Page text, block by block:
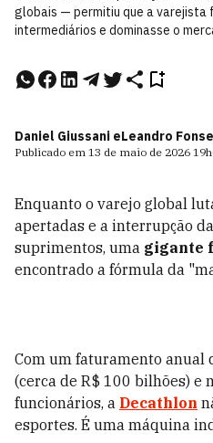
globais — permitiu que a varejista
intermediários e dominasse o
Daniel Giussani eLeandro
Publicado em 13 de maio de 2026
Enquanto o varejo global
apertadas e a interrupção
suprimentos, uma gigante
encontrado a fórmula da
Com um faturamento anual
(cerca de R$ 100 bilhões) e
funcionários, a Decathlon
esportes. É uma máquina